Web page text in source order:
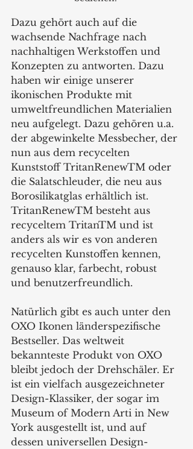
Dazu gehört auch auf die
wachsende Nachfrage nach
nachhaltigen Werkstoffen und
Konzepten zu antworten. Dazu
haben wir einige unserer
ikonischen Produkte mit
umweltfreundlichen Materialien
neu aufgelegt. Dazu gehören u.a.
der abgewinkelte Messbecher, der
nun aus dem recycelten
Kunststoff TritanRenewTM oder
die Salatschleuder, die neu aus
Borosilikatglas erhältlich ist.
TritanRenewTM besteht aus
recyceltem TritanTM und ist
anders als wir es von anderen
recycelten Kunstoffen kennen,
genauso klar, farbecht, robust
und benutzerfreundlich.
Natürlich gibt es auch unter den
OXO Ikonen länderspezifische
Bestseller. Das weltweit
bekannteste Produkt von OXO
bleibt jedoch der Drehschäler. Er
ist ein vielfach ausgezeichneter
Design-Klassiker, der sogar im
Museum of Modern Arti in New
York ausgestellt ist, und auf
dessen universellen Design-